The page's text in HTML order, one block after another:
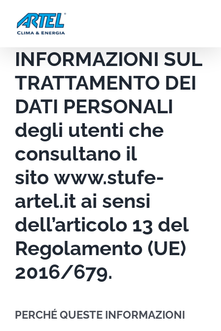
INFORMAZIONI SUL
TRATTAMENTO DEI
DATI PERSONALI
degli utenti che
consultano il
sito www.stufe-
artel.it ai sensi
dell’articolo 13 del
Regolamento (UE)
2016/679.
PERCHÉ QUESTE INFORMAZIONI